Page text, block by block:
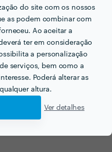
do site com os nossos
as podem combinar com
Ao aceitar a
ter em consideração
a personalização
serviços, bem como a
Poderá alterar as
altura.
Ver detalhes
de e-mail
de profissionais como